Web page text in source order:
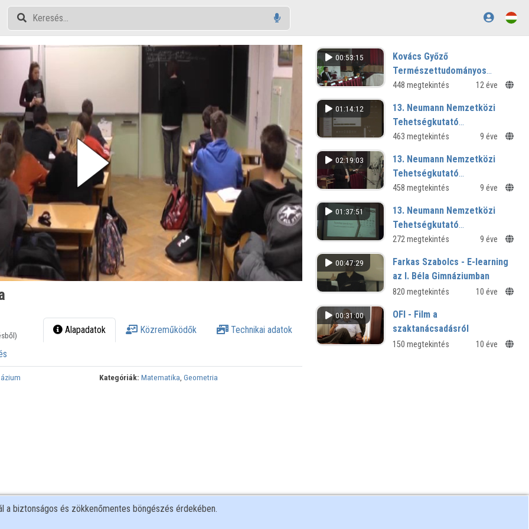
Alapadatok Közreműködők Technikai adatok
Kategóriák: Matematika,Geometria
00:53:15
Kovács Győző
Természettudományos
Diáklaborának ünnepélyes
egybekötött átadása
448 megtekintés 12 éve
01:14:12
13. Neumann Nemzetközi
Tehetségkutató
Programtermék Verseny - 6.
463 megtekintés 9 éve
02:19:03
13. Neumann Nemzetközi
Tehetségkutató
Programtermék Verseny - 5.
458 megtekintés 9 éve
01:37:51
13. Neumann Nemzetközi
Tehetségkutató
Programtermék Verseny - 4.
272 megtekintés 9 éve
00:47:29
Farkas Szabolcs - E-learning
az I. Béla Gimnáziumban
820 megtekintés 10 éve
00:31:00
OFI - Film a
szaktanácsadásról
150 megtekintés 10 éve
a biztonságos és zökkenőmentes böngészés érdekében.